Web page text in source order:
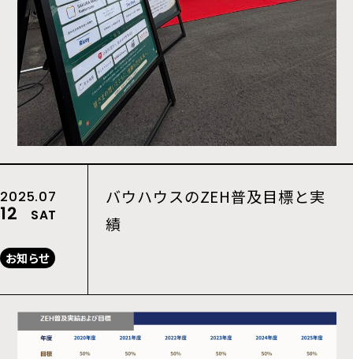
2025.07
12 SAT
お知らせ
バウハウスのZEH普及目標と実
績